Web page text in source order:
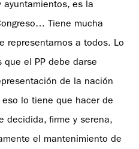
ayuntamientos, es la
Tiene mucha
representarnos a todos. Lo
el PP debe darse
de la nación
lo tiene que hacer de
decidida, firme y serena,
el mantenimiento de